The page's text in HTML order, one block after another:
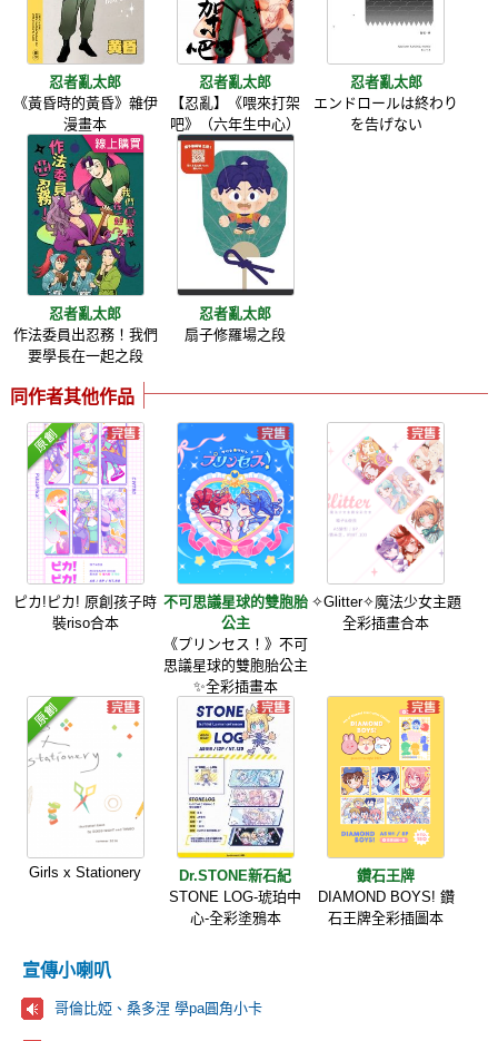
忍者亂太郎
《黃昏時的黃昏》雜伊
漫畫本
忍者亂太郎
【忍亂】《喂來打架
吧》（六年生中心）
忍者亂太郎
エンドロールは終わり
を告げない
忍者亂太郎
作法委員出忍務！我們
要學長在一起之段
忍者亂太郎
扇子修羅場之段
同作者其他作品
ピカ!ピカ! 原創孩子時
裝riso合本
不可思議星球的雙胞胎
公主
《プリンセス！》不可
思議星球的雙胞胎公主
✨️全彩插畫本
✧Glitter✧魔法少女主題
全彩插畫合本
Girls x Stationery
Dr.STONE新石紀
STONE LOG-琥珀中
心-全彩塗鴉本
鑽石王牌
DIAMOND BOYS! 鑽
石王牌全彩插圖本
宣傳小喇叭
哥倫比婭、桑多涅 學pa圓角小卡